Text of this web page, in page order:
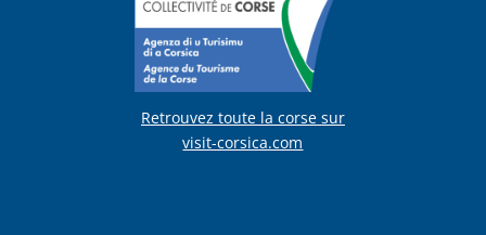
Retrouvez toute la corse sur
visit-corsica.com